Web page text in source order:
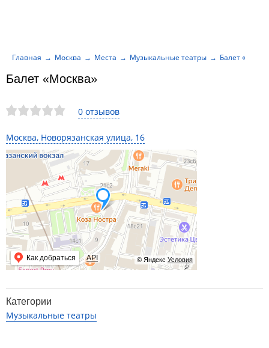
0 отзывов
Москва, Новорязанская улица, 16
© Яндекс Условия
Как добраться API
Балет «Москва»
Главная Москва Места Музыкальные театры Балет
Категории
Музыкальные театры